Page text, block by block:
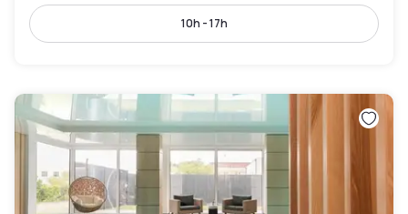
10h - 17h